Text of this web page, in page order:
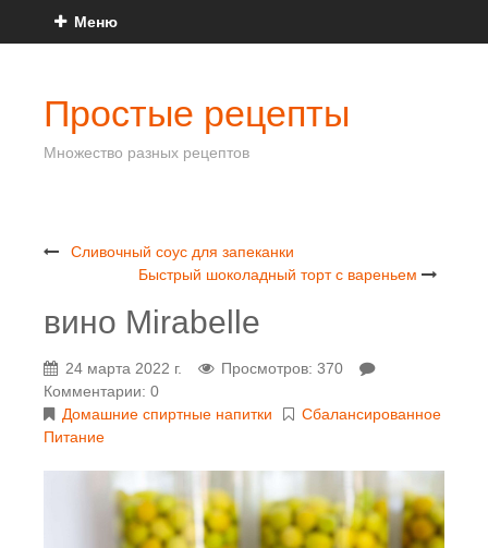
Меню
Простые рецепты
Множество разных рецептов
Сливочный соус для запеканки
Быстрый шоколадный торт с вареньем
вино Mirabelle
24 марта 2022 г.
Просмотров: 370
Комментарии: 0
Домашние спиртные напитки
Сбалансированное
Питание